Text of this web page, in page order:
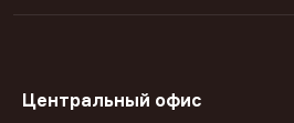
Центральный офис